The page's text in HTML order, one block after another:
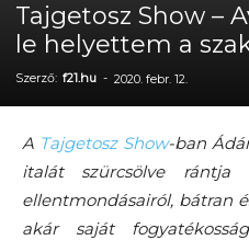
Tajgetosz Show –
le helyettem a
Szerző: f21.hu - 2020. febr. 12.
A Tajgetosz Show-ban
italát szürcsölve
ellentmondásairól, bátran
akár saját